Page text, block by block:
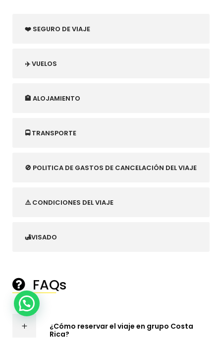
❤️ SEGURO DE VIAJE
✈️ VUELOS
🏨 ALOJAMIENTO
🚍 TRANSPORTE
🚫 POLITICA DE GASTOS DE CANCELACIÓN DEL VIAJE
⚠️ CONDICIONES DEL VIAJE
🛃VISADO
FAQs
────────
¿Cómo reservar el viaje en grupo Costa
Rica?